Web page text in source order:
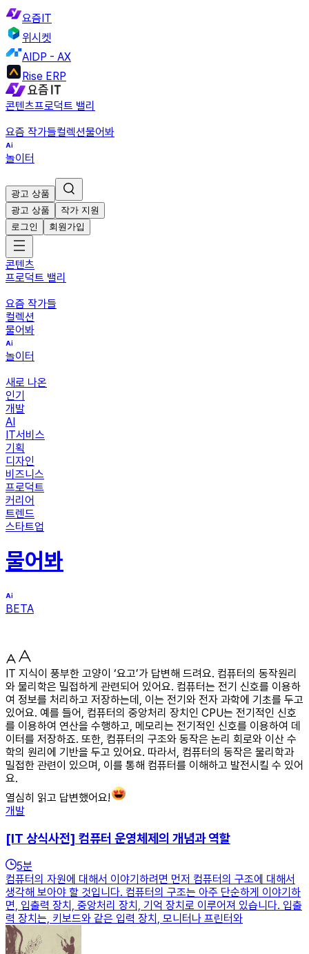
요즘IT
위시켓
AIDP - AX
Rise ERP
콘텐츠프로덕트 밸리
요즘 작가들컬렉션물어봐
놀이터
광고 상품
광고 상품
작가 지원
로그인
회원가입
콘텐츠
프로덕트 밸리
요즘 작가들
컬렉션
물어봐
놀이터
새로 나온
인기
개발
AI
IT서비스
기획
디자인
비즈니스
프로덕트
커리어
트렌드
스타트업
물어봐
BETA
IT 지식이 풍부한 고양이 ‘요고’가 답변해 드려요. 컴퓨터의 동작원리
와 물리학은 밀접하게 관련되어 있어요. 컴퓨터는 전기 신호를 이용하
여 정보를 처리하고 저장하는데, 이는 전기와 전자 과학에 기초를 두고
있어요. 예를 들어, 컴퓨터의 중앙처리 장치인 CPU는 전기적인 신호
를 이용하여 연산을 수행하고, 메모리는 전기적인 신호를 이용하여 데
이터를 저장하죠. 또한, 컴퓨터의 구조와 동작은 논리 회로와 이산 수
학의 원리에 기반을 두고 있어요. 따라서, 컴퓨터의 동작은 물리학과
밀접한 관련이 있으며, 이를 통해 컴퓨터를 이해하고 발전시킬 수 있어
요.
열심히 읽고 답변했어요!
개발
[IT 상식사전] 컴퓨터 운영체제의 개념과 역할
5분
컴퓨터의 자원에 대해서 이야기하려면 먼저 컴퓨터의 구조에 대해서
생각해 보아야 할 것입니다. 컴퓨터의 구조는 아주 단순하게 이야기하
면, 입출력 장치, 중앙처리 장치, 기억 장치로 이루어져 있습니다. 입출
력 장치는, 키보드와 같은 입력 장치, 모니터나 프린터와